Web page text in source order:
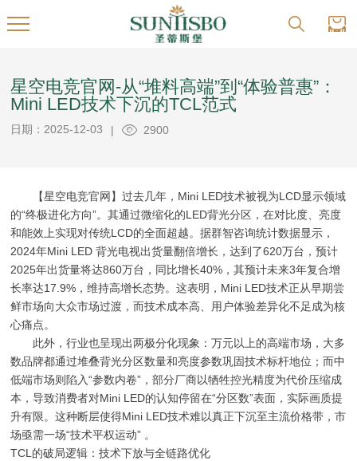
星空电竞官网-从“堆料高端”到“体验普惠”：
Mini LED技术下沉的TCL范式
日期：2025-12-03 | 2900
【星空电竞官网】过去几年，Mini LED技术被视为LCD显示领域
的“终极进化方向”。其通过微缩化的LED背光分区，在对比度、亮度
和能效上实现对传统LCD的全面超越。据群智咨询统计数据显示，
2024年Mini LED 背光电视出货量翻倍增长，达到了620万台，预计
2025年出货量将达860万台，同比增长40%，其预计未来3年复合增
长率达17.9%，维持高增长态势。这表明，Mini LED技术正从早期尝
鲜市场向大众市场过渡，而技术成本高、用户体验差异化不足成为核
心痛点。
此外，行业也呈现出两极分化现象：万元以上的高端市场，大多
数品牌都通过堆叠背光分区数量和亮度参数巩固技术标杆地位；而中
低端市场则陷入“参数内卷”，部分厂商以牺牲控光精度为代价压缩成
本，导致消费者对Mini LED的认知停留在“分区数”表面，实际画质提
升有限。这种断层使得Mini LED技术难以真正下沉至主流价格带，市
场亟需一场“技术平权运动” 。
TCL的破局逻辑：技术下放与全链路优化